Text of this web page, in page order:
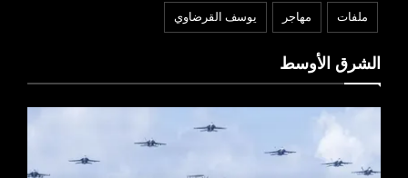
ملفات مهاجر يوسف القرضاوي
الشرق الأوسط